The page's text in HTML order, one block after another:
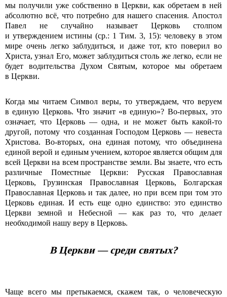
мы получили уже собственно в Церкви, как обретаем в ней
абсолютно всё, что потребно для нашего спасения. Апостол
Павел не случайно называет Церковь столпом
и утверждением истины (ср.: 1 Тим. 3, 15): человеку в этом
мире очень легко заблудиться, и даже тот, кто поверил во
Христа, узнал Его, может заблудиться столь же легко, если не
будет водительства Духом Святым, которое мы обретаем
в Церкви.
Когда мы читаем Символ веры, то утверждаем, что веруем
в единую Церковь. Что значит «в единую»? Во-первых, это
означает, что Церковь — одна, и не может быть какой-то
другой, потому что созданная Господом Церковь — невеста
Христова. Во-вторых, она единая потому, что объединена
единой верой и единым учением, которое является общим для
всей Церкви на всем пространстве земли. Вы знаете, что есть
различные Поместные Церкви: Русская Православная
Церковь, Грузинская Православная Церковь, Болгарская
Православная Церковь и так далее, но при всем при том это
Церковь единая. И есть еще одно единство: это единство
Церкви земной и Небесной — как раз то, что делает
необходимой нашу веру в Церковь.
В Церкви — среди святых?
Чаще всего мы претыкаемся, скажем так, о человеческую